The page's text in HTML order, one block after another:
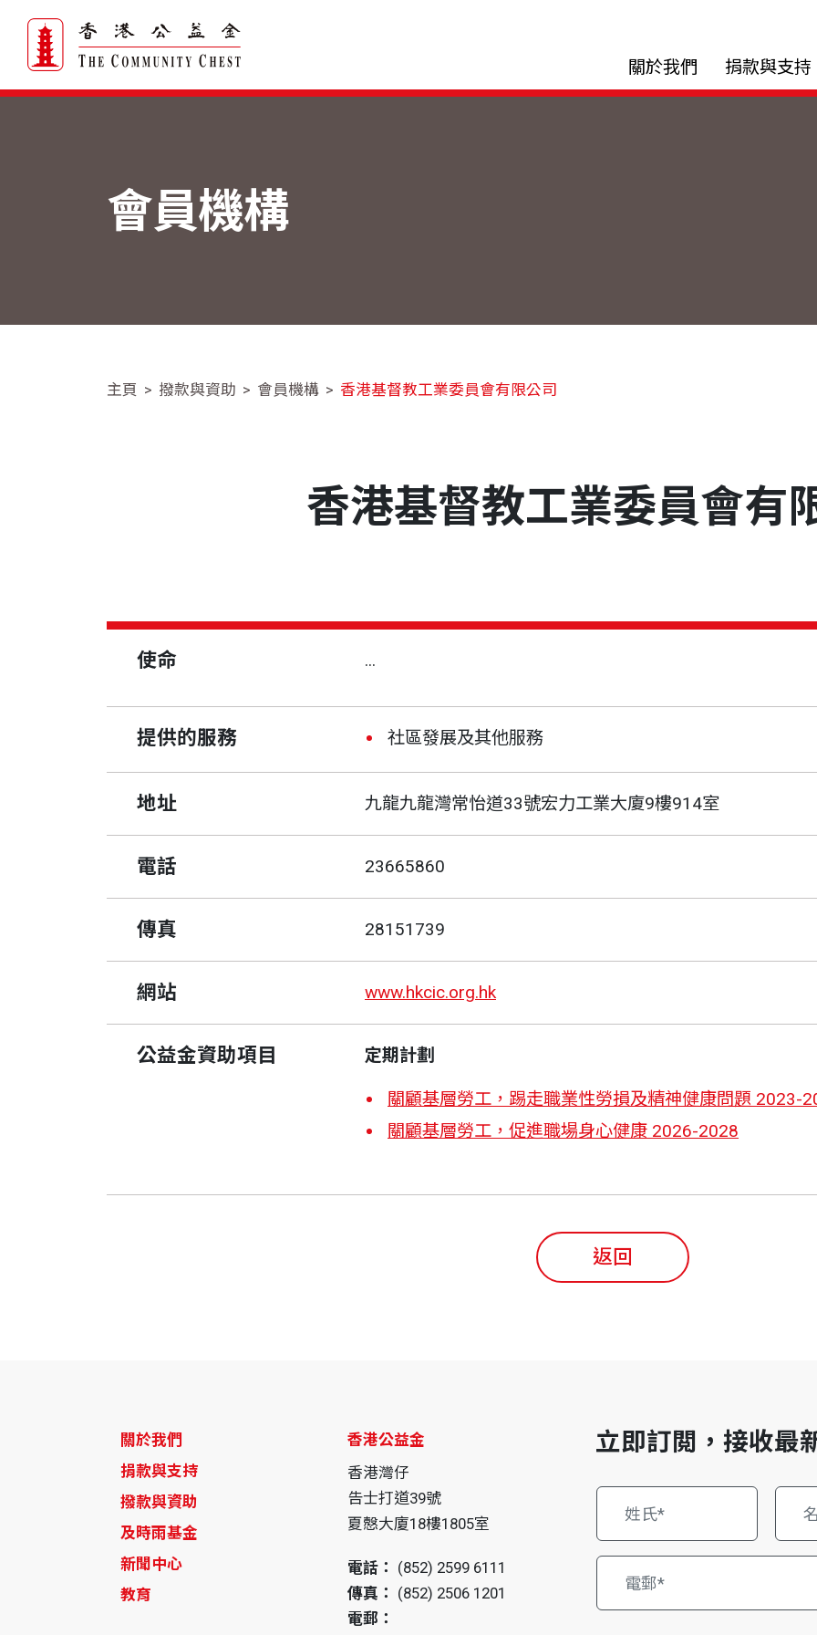
關於我們 捐款與支持
會員機構
主頁 撥款與資助 會員機構 香港基督教工業委員會有限公司
香港基督教工業委員會有
使命 ...
提供的服務 社區發展及其他服務
地址 九龍九龍灣常怡道33號宏力工業大廈9樓914室
電話 23665860
傳真 28151739
網站 www.hkcic.org.hk
公益金資助項目 定期計劃
關顧基層勞工，踢走職業性勞損及精神健康問題 2023-
關顧基層勞工，促進職場身心健康 2026-2028
返回
關於我們
捐款與支持
撥款與資助
及時雨基金
新聞中心
教育
香港公益金
香港灣仔
告士打道39號
夏慤大廈18樓1805室
電話： (852) 2599 6111
傳真： (852) 2506 1201
電郵：
立即訂閲，接收最